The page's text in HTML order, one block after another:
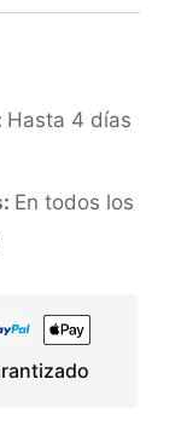
Hasta 4 días
En todos los